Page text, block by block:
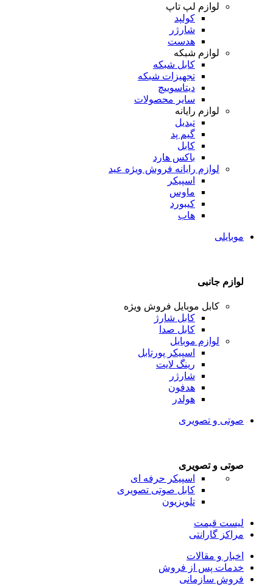
لوازم لپ تاپ
کولپد
شارژر
هدست
لوازم شبکه
کابل شبکه
تجهیزات شبکه
دیتاسوییچ
سایر محصولات
لوازم رایانه
تبدیل
گیم پد
کابل
باکس هارد
لوازم رایانه فروش ویژه عید
اسپیکر
ماوس
کیبورد
هاب
موبایلی
لوازم جانبی
کابل موبایل فروش ویژه
کابل شارژ
کابل صدا
لوازم موبایل
اسپیکر پورتابل
رینگ لایت
شارژر
هدفون
هولدر
صوتی و تصویری
صوتی و تصویری
اسپیکر حرفه ای
کابل صوتی تصویری
تلویزیون
لیست قیمت
مراکز گارانتی
اخبار و مقالات
خدمات پس از فروش
فروش سازمانی